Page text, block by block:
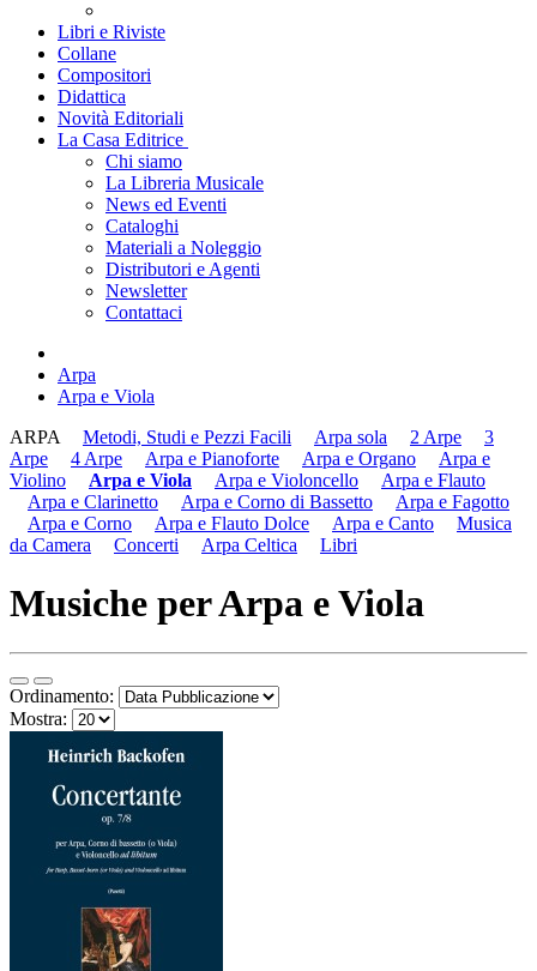
Libri e Riviste
Collane
Compositori
Didattica
Novità Editoriali
La Casa Editrice
Chi siamo
La Libreria Musicale
News ed Eventi
Cataloghi
Materiali a Noleggio
Distributori e Agenti
Newsletter
Contattaci
Arpa
Arpa e Viola
ARPA
Metodi, Studi e Pezzi Facili Arpa sola 2 Arpe
3
Arpe
4 Arpe Arpa e Pianoforte Arpa e Organo
Arpa e
Violino
Arpa e Viola Arpa e Violoncello
Arpa e Flauto
Arpa e Clarinetto
Arpa e Corno di Bassetto
Arpa e Fagotto
Arpa e Corno
Arpa e Flauto Dolce Arpa e Canto
Musica
da Camera
Concerti Arpa Celtica Libri
Musiche per Arpa e Viola
Ordinamento:
Mostra: